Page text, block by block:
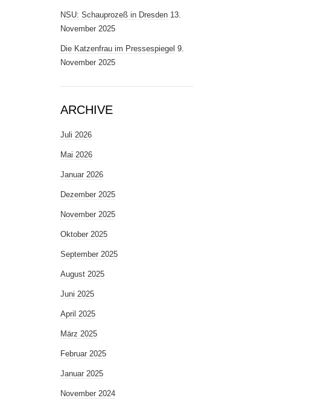
NSU: Schauprozeß in Dresden 13.
November 2025
Die Katzenfrau im Pressespiegel 9.
November 2025
ARCHIVE
Juli 2026
Mai 2026
Januar 2026
Dezember 2025
November 2025
Oktober 2025
September 2025
August 2025
Juni 2025
April 2025
März 2025
Februar 2025
Januar 2025
November 2024